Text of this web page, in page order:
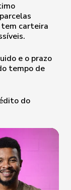
carteira
e o prazo
tempo de
do